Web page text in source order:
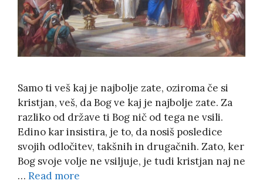
Samo ti veš kaj je najbolje zate, oziroma če si
kristjan, veš, da Bog ve kaj je najbolje zate. Za
razliko od države ti Bog nič od tega ne vsili.
Edino kar insistira, je to, da nosiš posledice
svojih odločitev, takšnih in drugačnih. Zato, ker
Bog svoje volje ne vsiljuje, je tudi kristjan naj ne
… Read more